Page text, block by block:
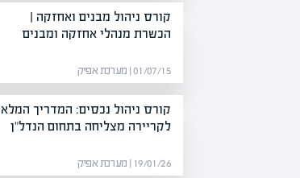
קורס ניהול מבנים ואחזקה |
הכשרת מנהלי אחזקה ומבנים
01/07/15 | מערכת אפיק
קורס ניהול נכסים: המדריך המלא
לקריירה מצליחה בתחום הנדל"ן
19/01/26 | מערכת אפיק